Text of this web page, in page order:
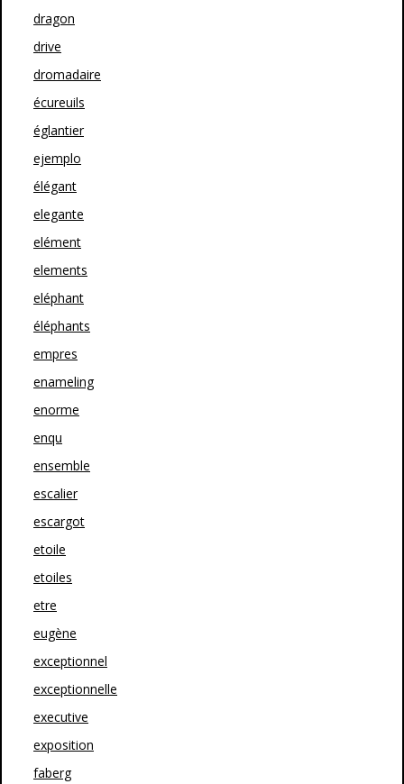
dragon
drive
dromadaire
écureuils
églantier
ejemplo
élégant
elegante
elément
elements
eléphant
éléphants
empres
enameling
enorme
enqu
ensemble
escalier
escargot
etoile
etoiles
etre
eugène
exceptionnel
exceptionnelle
executive
exposition
faberg